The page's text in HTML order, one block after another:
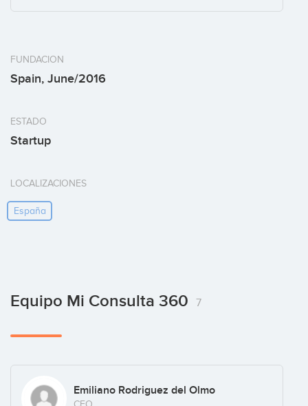
FUNDACION
Spain, June/2016
ESTADO
Startup
LOCALIZACIONES
España
Equipo Mi Consulta 360 7
Emiliano Rodriguez del Olmo